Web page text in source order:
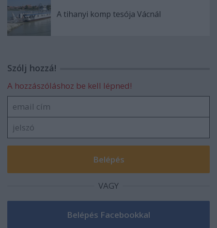
A tihanyi komp tesója Vácnál
Szólj hozzá!
A hozzászóláshoz be kell lépned!
VAGY